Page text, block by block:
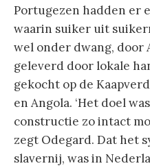
Portugezen hadden er
waarin suiker uit
wel onder dwang, door
geleverd door lokale
gekocht op de
en Angola. ‘Het doel
constructie zo intact
zegt Odegard. Dat het
slavernij, was in